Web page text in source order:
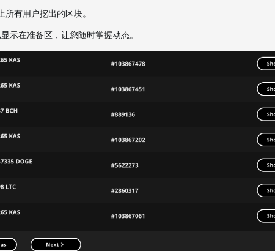
有用户挖出的区块。
示在准备区，让您随时掌握动态。